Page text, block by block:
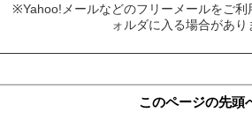
※Yahoo!メールなどのフリーメールをご利
ォルダに入る場合があり
このページの先頭